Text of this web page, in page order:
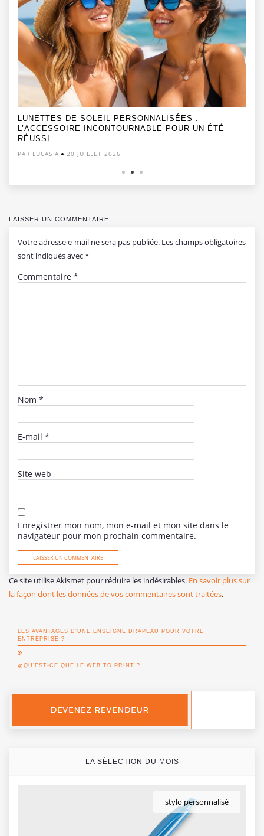
LUNETTES DE SOLEIL PERSONNALISÉES :
L’ACCESSOIRE INCONTOURNABLE POUR UN ÉTÉ
RÉUSSI
PAR LUCAS A 20 JUILLET 2026
LAISSER UN COMMENTAIRE
Votre adresse e-mail ne sera pas publiée. Les champs obligatoires
sont indiqués avec*
Commentaire *
Nom *
E-mail *
Site web
Enregistrer mon nom, mon e-mail et mon site dans le
navigateur pour mon prochain commentaire.
Ce site utilise Akismet pour réduire les indésirables. En savoir plus sur
la façon dont les données de vos commentaires sont traitées.
LES AVANTAGES D’UNE ENSEIGNE DRAPEAU POUR VOTRE
ENTREPRISE ?
QU’EST-CE QUE LE WEB TO PRINT ?
LA SÉLECTION DU MOIS
stylo personnalisé